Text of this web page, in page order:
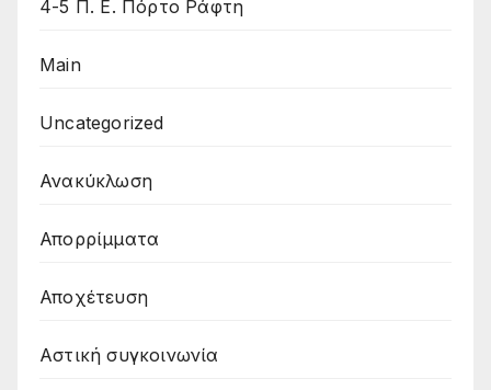
4-5 Π. Ε. Πόρτο Ράφτη
Main
Uncategorized
Ανακύκλωση
Απορρίμματα
Αποχέτευση
Αστική συγκοινωνία